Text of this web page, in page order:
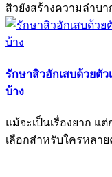
สิวยังสร้างความลำบ
รักษาสิวอักเสบด้วยตัว
บ้าง
แม้จะเป็นเรื่องยาก แ
เลือกสำหรับใครหลา